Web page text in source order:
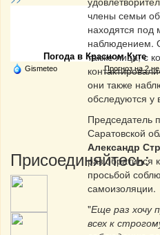
Частная
Погода в Красном Куте
Gismeteo Прогноз на 2
Присоединяйтесь:
члены семьи
находятся под
наблюдением.
также лица, с
они также
обследуются у
Председатель
Саратовской
Александр
раз обратился
просьбой
самоизоляции.
"Еще раз хочу
всех к